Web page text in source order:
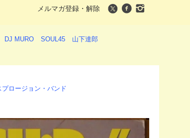
メルマガ登録・解除
DJ MURO SOUL45
山下達郎
ロージョン・バンド